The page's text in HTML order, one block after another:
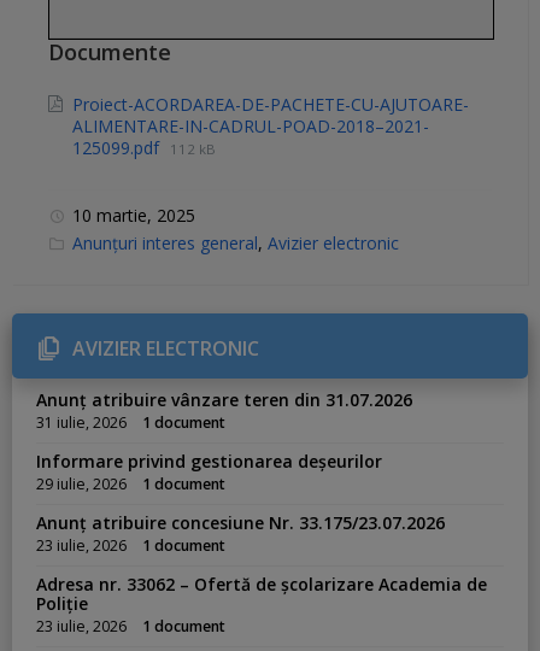
Documente
Proiect-ACORDAREA-DE-PACHETE-CU-AJUTOARE-
ALIMENTARE-IN-CADRUL-POAD-2018–2021-
125099.pdf 112 kB
10 martie, 2025
C
r
i
e
s
Anunțuri interes general, Avizier electronic
AVIZIER ELECTRONIC
Anunț atribuire vânzare teren din 31.07.2026
31 iulie, 2026 1 document
Informare privind gestionarea deșeurilor
29 iulie, 2026 1 document
Anunț atribuire concesiune Nr. 33.175/23.07.2026
23 iulie, 2026 1 document
Adresa nr. 33062 – Ofertă de școlarizare Academia de
Poliție
23 iulie, 2026 1 document